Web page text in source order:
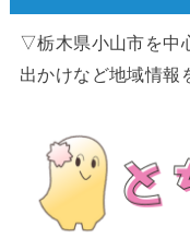
▽栃木県小山市を中
出かけなど地域情報